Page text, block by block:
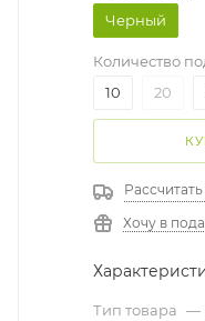
Черный
Количество
10
20
Хочу в
Тип товара —